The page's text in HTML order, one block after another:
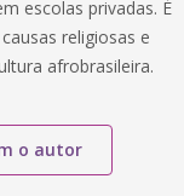
escolas privadas. É
religiosas e
afrobrasileira.
o autor